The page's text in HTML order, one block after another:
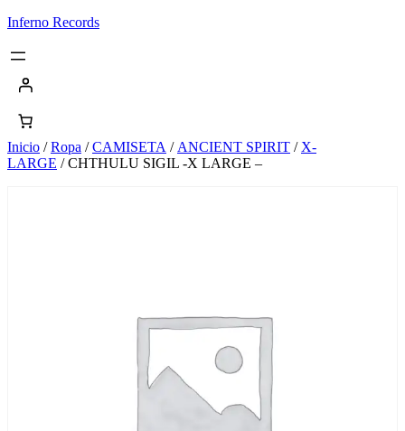
Saltar
contenido
Inferno Records
Inicio /Ropa /CAMISETA / ANCIENT SPIRIT / X-
LARGE / CHTHULU SIGIL -X LARGE –